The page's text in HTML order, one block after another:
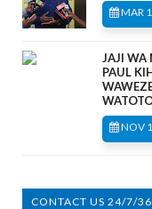
MAR
JAJI WA
PAUL
NOV
CONTACT US 24/7/